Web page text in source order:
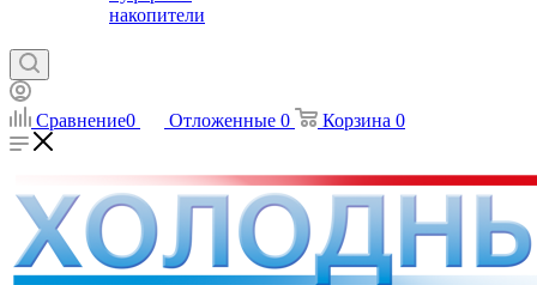
накопители
Сравнение0 Отложенные 0 Корзина 0